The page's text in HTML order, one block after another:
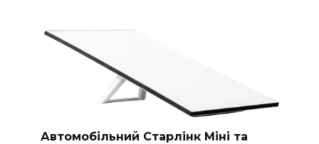
Автомобільний Старлінк Міні та